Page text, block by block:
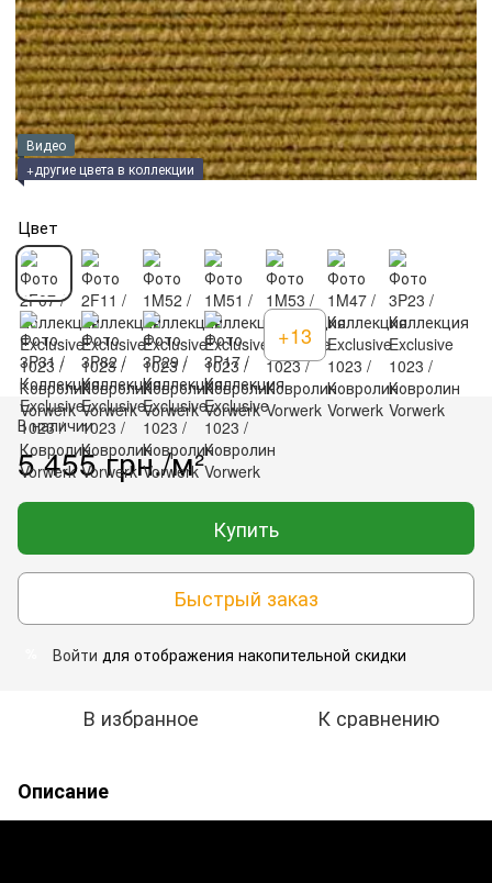
Видео
+другие цвета в коллекции
Цвет
+13
В наличии
5 455 грн./м²
Купить
Быстрый заказ
Войти для отображения накопительной скидки
В избранное К сравнению
Описание